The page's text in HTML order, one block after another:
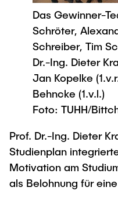
Newsroom
Press Release
Flyers and brochures
University magazine
Events
Working at TU
Job opportunities
Faculty recruiting
Advice and contact
New@tuhh
Around student life
study organization
AI in Education
After Graduation
Alumni
Career Center
UNU HUB
Change"
Research Funding
Early Career
Future Lectures
Team
Process Engineering
Study programs
Research and Institutes
Technology and
News
Study programs
Research and Institutes
Management
Study Programs
Exchange students
Intercultural Hub
International Scholars
Partnerships and
Study Exchange
How to establish
Strategy
ECIU University
Das Gewinner-
Schröter,
Schreiber, Tim
Dr.-Ing. Dieter
Jan Kopelke
Behncke (1.v.l.)
Foto: TUHH/
Prof. Dr.-Ing. Dieter
Studienplan
Motivation am
als Belohnung für